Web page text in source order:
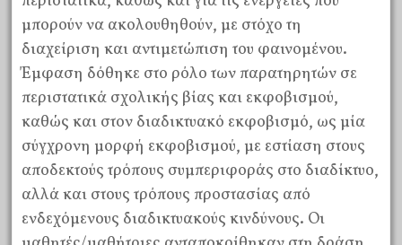
μπορούν να ακολουθηθούν, με στόχο τη
διαχείριση και αντιμετώπιση του φαινομένου.
Έμφαση δόθηκε στο ρόλο των παρατηρητών σε
περιστατικά σχολικής βίας και εκφοβισμού,
καθώς και στον διαδικτυακό εκφοβισμό, ως μία
σύγχρονη μορφή εκφοβισμού, με εστίαση στους
αποδεκτούς τρόπους συμπεριφοράς στο διαδίκτυο,
αλλά και στους τρόπους προστασίας από
ενδεχόμενους διαδικτυακούς κινδύνους. Οι